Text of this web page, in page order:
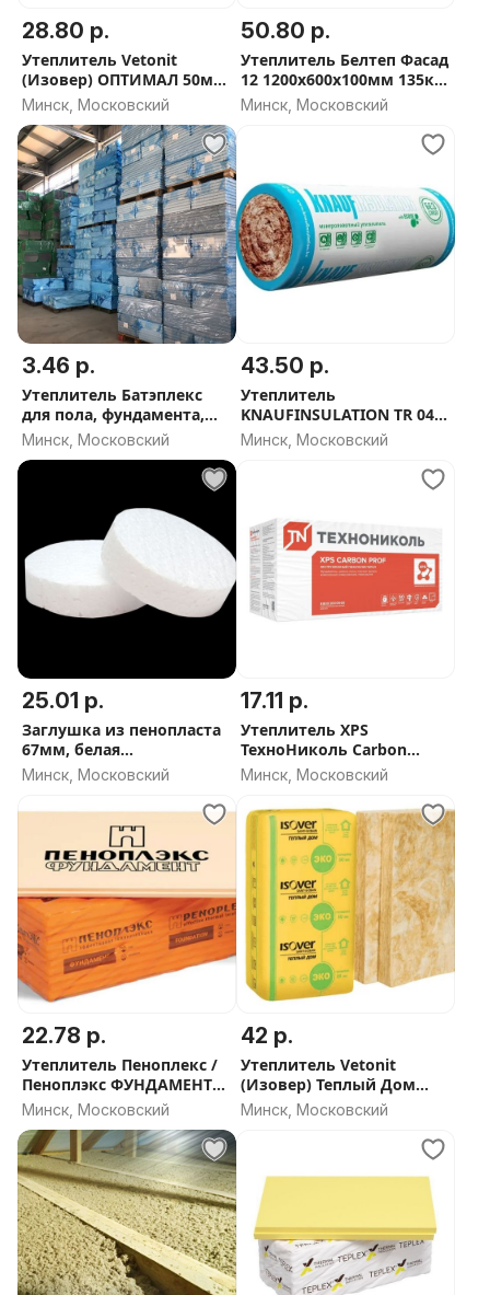
28.80 р.
Утеплитель Vetonit
(Изовер) ОПТИМАЛ 50мм
и 100мм (35 плотность) -
СКИДКА ОТ ОБЬЕМА
Минск, Московский
50.80 р.
Утеплитель Белтеп Фасад
12 1200х600х100мм 135кг/
м3
Минск, Московский
3.46 р.
Утеплитель Батэплекс
для пола, фундамента,
стен - СКИДКА ОТ ОБЬЕМА
Минск, Московский
43.50 р.
Утеплитель
KNAUFINSULATION TR 044
Aquastatik 1220x6800x50
мм (16.6 м²)
Минск, Московский
25.01 р.
Заглушка из пенопласта
67мм, белая
(упак/100шт), ЕКТ
Минск, Московский
17.11 р.
Утеплитель XPS
ТехноНиколь Carbon
PROF 100мм
Минск, Московский
22.78 р.
Утеплитель Пеноплекс /
Пеноплэкс ФУНДАМЕНТ
100мм - СКИДКА ОТ
ОБЬЕМА
Минск, Московский
42 р.
Утеплитель Vetonit
(Изовер) Теплый Дом
50мм и 100мм - СКИДКА
ОТ ОБЬЕМА
Минск, Московский